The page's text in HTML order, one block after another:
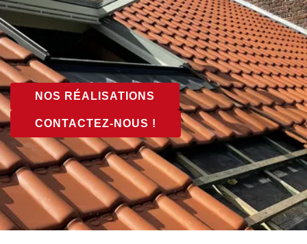
NOS RÉALISATIONS
CONTACTEZ-NOUS !